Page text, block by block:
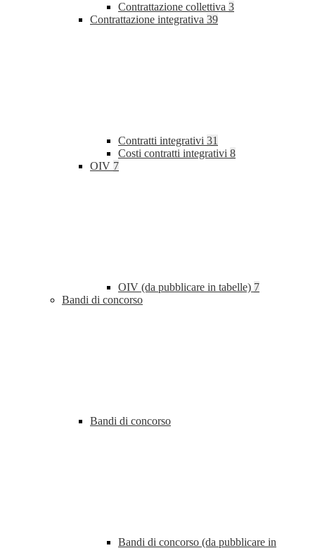
Contrattazione collettiva 3
Contrattazione integrativa 39
Contratti integrativi 31
Costi contratti integrativi 8
OIV 7
OIV (da pubblicare in tabelle) 7
Bandi di concorso
Bandi di concorso
Bandi di concorso (da pubblicare in